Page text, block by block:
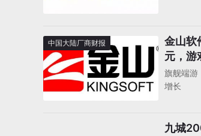
中国大陆厂商财报
金山软
元，游
旗舰端游
增长
九城